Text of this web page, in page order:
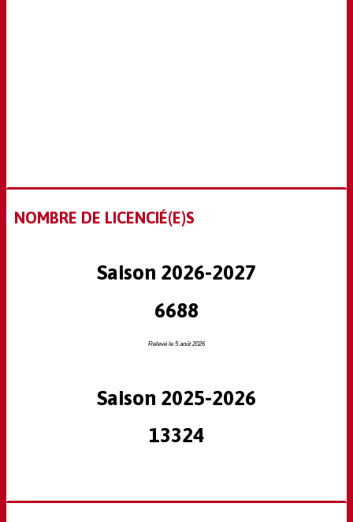
NOMBRE DE LICENCIÉ(E)S
Saison 2026-2027
6688
Relevé le 5 août 2026
Saison 2025-2026
13324